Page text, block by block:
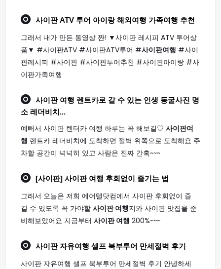
사이판ATV 투어 아이랑 해외 여행 가족여행 추천
그래서 내가 만든 동영상 짠! ▼사이판 레시피 ATV 투어상
품▼ #사이판ATV #사이판ATV투어 #사이판여행 #사이
판레시피 #사이판 #사이판투어추천 #사이판아이랑 #사
이판가족여행
사이판 여행 렌트카로 갈 수 있는 인생 동굴사진 명
소 레더비치...
예뻐서 사이판 렌터카 여행 하루는 꼭 해보길♡ 사이판여
행 렌트카 레더비치에 도착하면 절벽 위쪽으로 도착해요 주
차할 공간이 넉넉히 있고 사람은 진짜 간혹~~~
[사이판] 사이판 여행 후회없이 즐기는 법
그래서 오늘은 저희 에어텔닷컴에서 사이판 후회없이 즐
길 수 있도록 꼭 가야할 사이판 여행지와 사이판 맛집을 준
비해보았어요 지금부터 사이판 여행 200%~~~
사이판자유여행 셀프 북부투어 만세절벽 후기
사이판 자유여행 셀프 북부투어 만세절벽 후기 안녕하세